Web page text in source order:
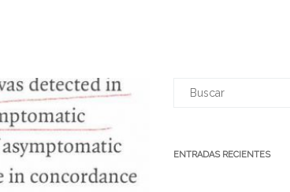
ENTRADAS RECIENTES